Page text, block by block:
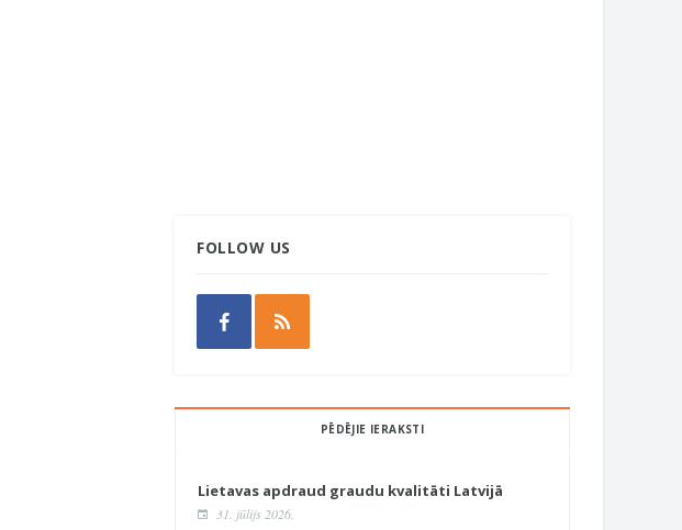
FOLLOW US
PĒDĒJIE IERAKSTI
Lietavas apdraud graudu kvalitāti Latvijā
31. jūlijs 2026.